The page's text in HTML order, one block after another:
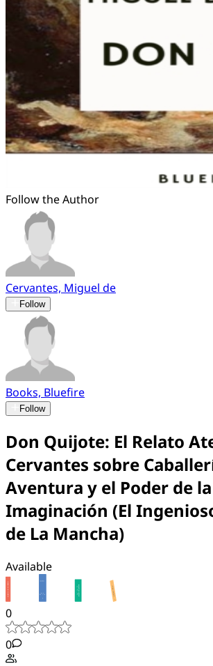
Follow the Author
Cervantes, Miguel de
Follow
Books, Bluefire
Follow
Don Quijote: El Relato
Cervantes sobre
Aventura y el Poder de la
Imaginación (El
de La Mancha)
Available
0
0